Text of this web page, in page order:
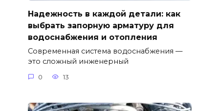
Надежность в каждой детали: как
выбрать запорную арматуру для
водоснабжения и отопления
Современная система водоснабжения —
это сложный инженерный
0 13